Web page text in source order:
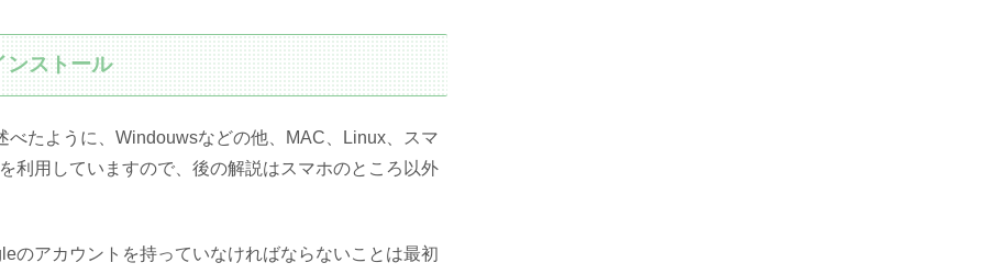
ストール
たように、Windouwsなどの他、MAC、Linux、スマ
利用していますので、後の解説はスマホのところ以外
のアカウントを持っていなければならないことは最初